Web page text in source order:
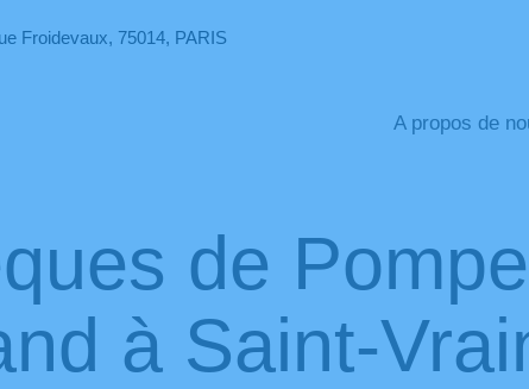
Froidevaux, 75014, PARIS
A propos de
de
à Saint-